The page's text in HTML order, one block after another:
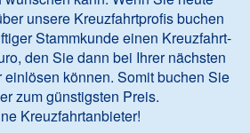
unsere Kreuzfahrtprofis buchen
Stammkunde einen Kreuzfahrt-
den Sie dann bei Ihrer nächsten
können. Somit buchen Sie
zum günstigsten Preis.
Kreuzfahrtanbieter!